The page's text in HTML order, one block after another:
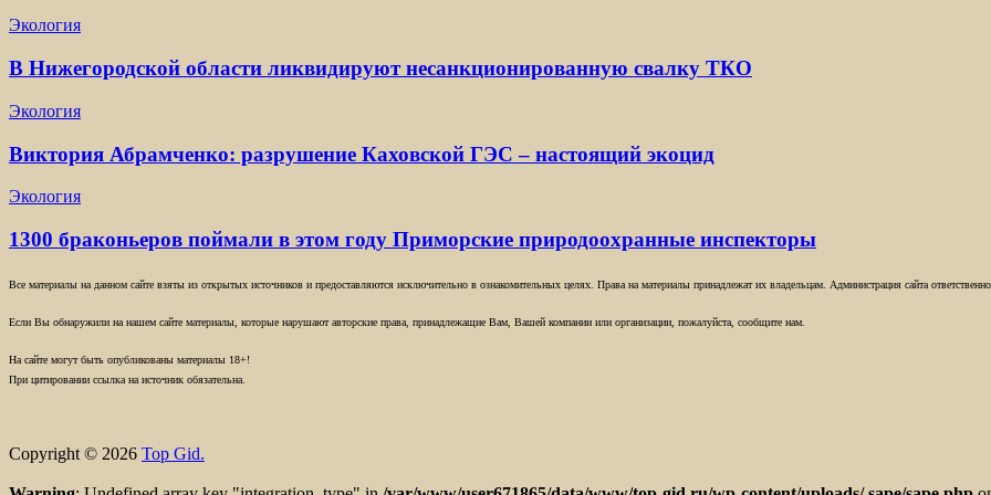
Экология
В Нижегородской области ликвидируют несанкционированную свалку ТКО
Экология
Виктория Абрамченко: разрушение Каховской ГЭС – настоящий экоцид
Экология
1300 браконьеров поймали в этом году Приморские природоохранные инспекторы
Все материалы на данном сайте взяты из открытых источников и предоставляются исключительно в ознакомительных целях. Права на материалы принадлежат их владельцам. Администрация сайта
Если Вы обнаружили на нашем сайте материалы, которые нарушают авторские права, принадлежащие Вам, Вашей компании или организации, пожалуйста, сообщите нам.
На сайте могут быть опубликованы материалы 18+!
При цитировании ссылка на источник обязательна.
Copyright © 2026 Top Gid.